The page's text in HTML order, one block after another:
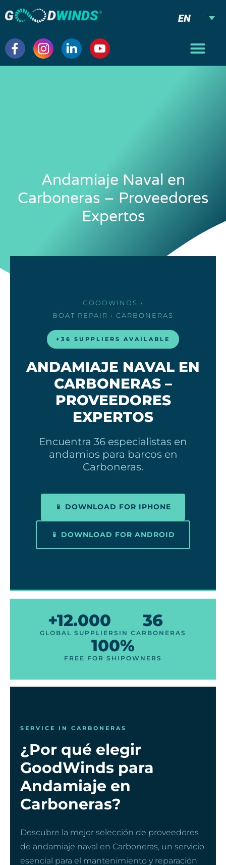
EN
Andamiaje Naval en
Carboneras – Proveedores
Expertos
GOODWINDS ›
BOAT REPAIR › CARBONERAS
+36 SUPPLIERS AVAILABLE
ANDAMIAJE NAVAL EN
CARBONERAS –
PROVEEDORES
EXPERTOS
Encuentra 36 especialistas en
andamios para barcos en
Carboneras.
📱 DOWNLOAD FOR IPHONE
📱 DOWNLOAD FOR ANDROID
+12.000
GLOBAL SUPPLIERS
36
IN CARBONERAS
100%
FREE FOR SHIPOWNERS
SERVICE IN CARBONERAS
¿Por qué elegir
GoodWinds para
Andamiaje en
Carboneras?
Descubre la mejor selección de proveedores
de andamiaje naval en Carboneras, un servicio
esencial para el mantenimiento y reparación